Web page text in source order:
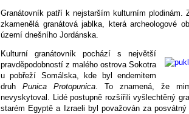
Granátovník patří k nejstarším kulturním
zkamenělá granátová jablka, která archeologové
území dnešního Jordánska.
Kulturní granátovník pochází s největší
pravděpodobností z malého ostrova Sokotra
u pobřeží Somálska, kde byl endemitem
druh Punica Protopunica. To znamená, že
nevyskytoval. Lidé postupně rozšířili vyšlechtěný
starém Egyptě a Izraeli byl považován za